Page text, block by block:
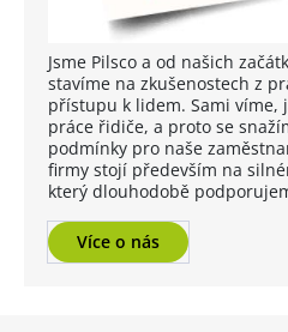
Jsme Pilsco a od našich
stavíme na zkušenostech z
přístupu k lidem. Sami víme,
práce řidiče, a proto se
podmínky pro naše
firmy stojí především na
který dlouhodobě
Více o nás